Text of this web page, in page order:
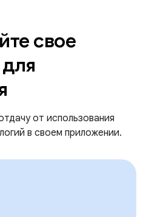
свое
от использования
в своем приложении.